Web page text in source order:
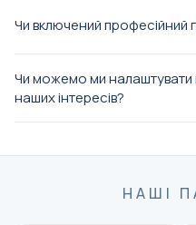
кондиційованих розкішних
користування з іншими.
Чи включений професійний
Чи можемо ми налаштувати
наших інтересів?
НАШІ